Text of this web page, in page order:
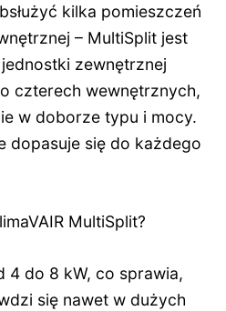
kilka pomieszczeń
– MultiSplit jest
zewnętrznej
czterech wewnętrznych,
w doborze typu i mocy.
dopasuje się do każdego
MultiSplit?
4 do 8 kW, co sprawia,
się nawet w dużych